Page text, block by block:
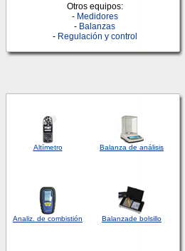
Otros equipos:
- Medidores
- Balanzas
- Regulación y control
Altímetro Balanza de análisis
Analiz. de combistión Balanzade bolsillo